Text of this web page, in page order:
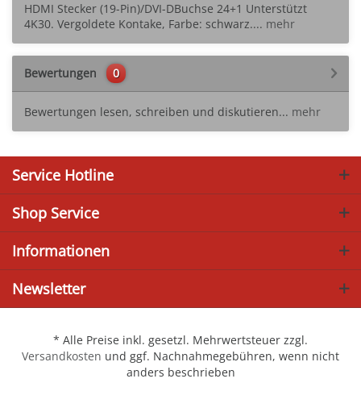
HDMI Stecker (19-Pin)/DVI-DBuchse 24+1 Unterstützt
4K30. Vergoldete Kontake, Farbe: schwarz.... mehr
Bewertungen 0
Bewertungen lesen, schreiben und diskutieren... mehr
Service Hotline
Shop Service
Informationen
Newsletter
* Alle Preise inkl. gesetzl. Mehrwertsteuer zzgl.
Versandkosten und ggf. Nachnahmegebühren, wenn nicht
anders beschrieben